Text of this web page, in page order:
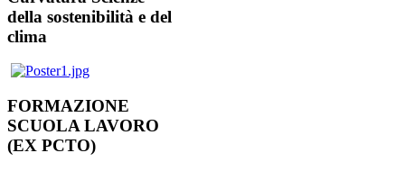
della sostenibilità e del
clima
FORMAZIONE
SCUOLA LAVORO
(EX PCTO)